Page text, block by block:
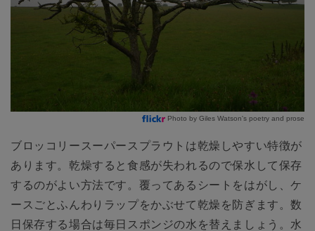
Photo by Giles Watson's poetry and prose
ブロッコリースーパースプラウトは乾燥しやすい特徴が
あります。乾燥すると食感が失われるので保水して保存
するのがよい方法です。覆ってあるシートをはがし、ケ
ースごとふんわりラップをかぶせて乾燥を防ぎます。数
日保存する場合は毎日スポンジの水を替えましょう。水